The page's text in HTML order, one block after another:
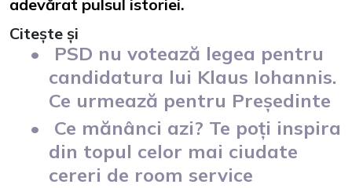
adevărat pulsul istoriei.
Citește și
PSD nu votează legea pentru
candidatura lui Klaus Iohannis.
Ce urmează pentru Președinte
Ce mănânci azi? Te poți inspira
din topul celor mai ciudate
cereri de room service